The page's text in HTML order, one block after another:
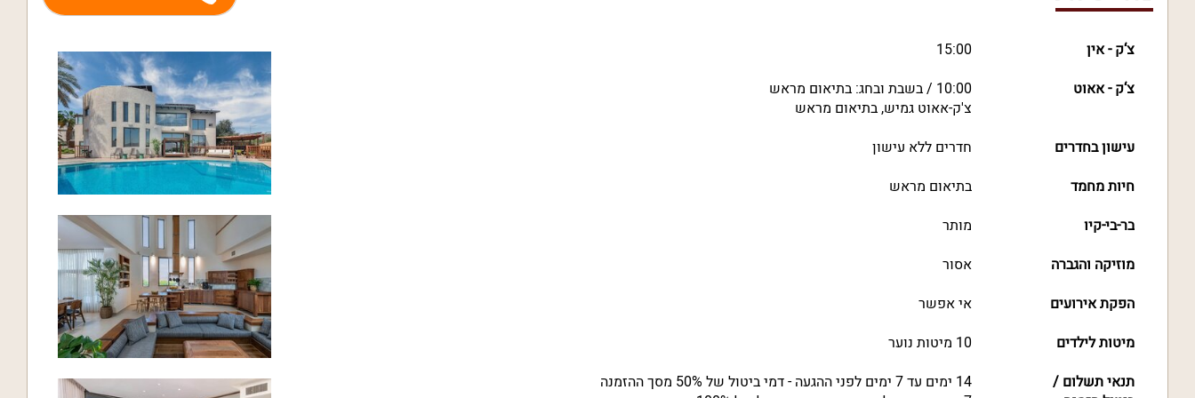
צ‘ק - אין
15:00
צ‘ק - אאוט
10:00 / בשבת ובחג: בתיאום מראש
צ'ק-אאוט גמיש, בתיאום מראש
עישון בחדרים
חדרים ללא עישון
חיות מחמד
בתיאום מראש
בר-בי-קיו
מותר
מוזיקה והגברה
אסור
הפקת אירועים
אי אפשר
מיטות לילדים
10 מיטות נוער
תנאי תשלום /
14 ימים עד 7 ימים לפני ההגעה - דמי ביטול של 50% מסך ההזמנה